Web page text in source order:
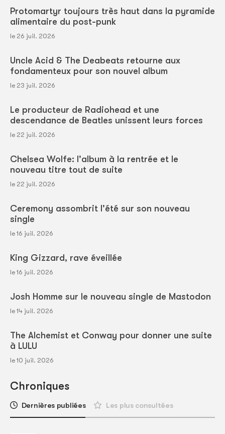
Protomartyr toujours très haut dans la pyramide
alimentaire du post-punk
le 26 juil. 2026
Uncle Acid & The Deabeats retourne aux
fondamenteux pour son nouvel album
le 23 juil. 2026
Le producteur de Radiohead et une
descendance de Beatles unissent leurs forces
le 22 juil. 2026
Chelsea Wolfe: l'album à la rentrée et le
nouveau titre tout de suite
le 22 juil. 2026
Ceremony assombrit l'été sur son nouveau
single
le 16 juil. 2026
King Gizzard, rave éveillée
le 16 juil. 2026
Josh Homme sur le nouveau single de Mastodon
le 14 juil. 2026
The Alchemist et Conway pour donner une suite
à LULU
le 10 juil. 2026
Chroniques
Dernières publiées Les plus consultées